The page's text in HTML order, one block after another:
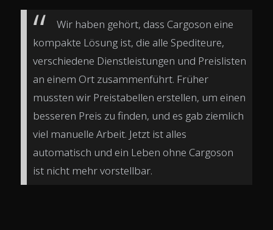
Wir haben gehört, dass Cargoson eine
kompakte Lösung ist, die alle Spediteure,
verschiedene Dienstleistungen und Preislisten
an einem Ort zusammenführt. Früher
mussten wir Preistabellen erstellen, um einen
besseren Preis zu finden, und es gab ziemlich
viel manuelle Arbeit. Jetzt ist alles
automatisch und ein Leben ohne Cargoson
ist nicht mehr vorstellbar.